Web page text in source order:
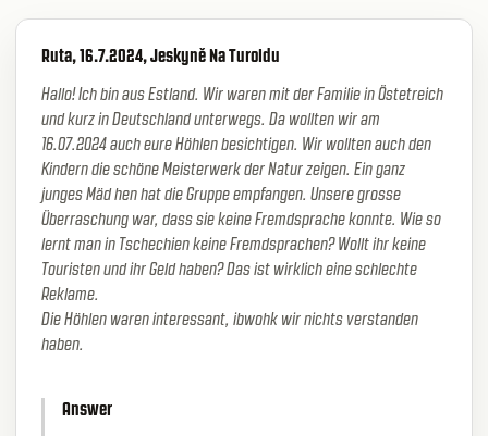
Ruta, 16.7.2024, Jeskyně Na Turoldu
Hallo! Ich bin aus Estland. Wir waren mit der Familie in Östetreich
und kurz in Deutschland unterwegs. Da wollten wir am
16.07.2024 auch eure Höhlen besichtigen. Wir wollten auch den
Kindern die schöne Meisterwerk der Natur zeigen. Ein ganz
junges Mäd hen hat die Gruppe empfangen. Unsere grosse
Überraschung war, dass sie keine Fremdsprache konnte. Wie so
lernt man in Tschechien keine Fremdsprachen? Wollt ihr keine
Touristen und ihr Geld haben? Das ist wirklich eine schlechte
Reklame.
Die Höhlen waren interessant, ibwohk wir nichts verstanden
haben.
Answer